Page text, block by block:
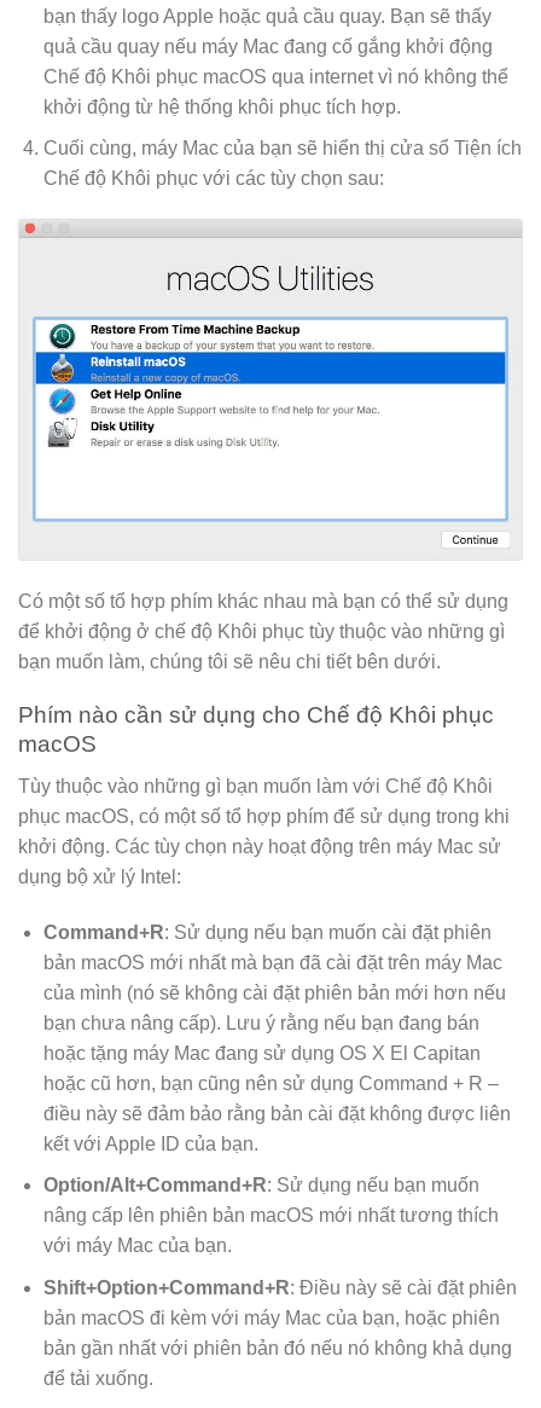
bạn thấy logo Apple hoặc quả cầu quay. Bạn sẽ thấy
quả cầu quay nếu máy Mac đang cố gắng khởi động
Chế độ Khôi phục macOS qua internet vì nó không thể
khởi động từ hệ thống khôi phục tích hợp.
Cuối cùng, máy Mac của bạn sẽ hiển thị cửa sổ Tiện ích
Chế độ Khôi phục với các tùy chọn sau:
Có một số tổ hợp phím khác nhau mà bạn có thể sử dụng
để khởi động ở chế độ Khôi phục tùy thuộc vào những gì
bạn muốn làm, chúng tôi sẽ nêu chi tiết bên dưới.
Phím nào cần sử dụng cho Chế độ Khôi phục
macOS
Tùy thuộc vào những gì bạn muốn làm với Chế độ Khôi
phục macOS, có một số tổ hợp phím để sử dụng trong khi
khởi động. Các tùy chọn này hoạt động trên máy Mac sử
dụng bộ xử lý Intel:
Command+R: Sử dụng nếu bạn muốn cài đặt phiên
bản macOS mới nhất mà bạn đã cài đặt trên máy Mac
của mình (nó sẽ không cài đặt phiên bản mới hơn nếu
bạn chưa nâng cấp). Lưu ý rằng nếu bạn đang bán
hoặc tặng máy Mac đang sử dụng OS X El Capitan
hoặc cũ hơn, bạn cũng nên sử dụng Command + R –
điều này sẽ đảm bảo rằng bản cài đặt không được liên
kết với Apple ID của bạn.
Option/Alt+Command+R: Sử dụng nếu bạn muốn
nâng cấp lên phiên bản macOS mới nhất tương thích
với máy Mac của bạn.
Shift+Option+Command+R: Điều này sẽ cài đặt phiên
bản macOS đi kèm với máy Mac của bạn, hoặc phiên
bản gần nhất với phiên bản đó nếu nó không khả dụng
để tải xuống.